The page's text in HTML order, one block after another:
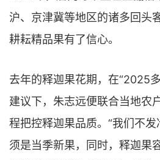
沪、京津冀等地区的诸多回头
耕耘精品果有了信心。
去年的释迦果花期，在“2025
建议下，朱志远便联合当地农
程把控释迦果品质。“我们不
须是当季新果，同时，释迦果